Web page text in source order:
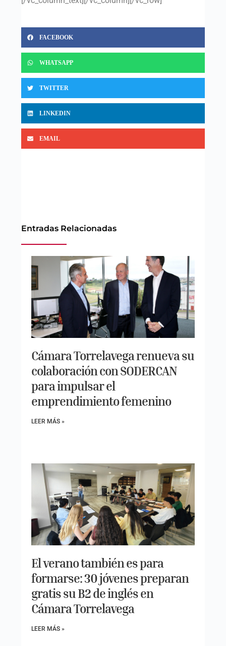
FACEBOOK
WHATSAPP
TWITTER
LINKEDIN
EMAIL
Entradas Relacionadas
Cámara Torrelavega renueva su
colaboración con SODERCAN
para impulsar el
emprendimiento femenino
LEER MÁS »
El verano también es para
formarse: 30 jóvenes preparan
gratis su B2 de inglés en
Cámara Torrelavega
LEER MÁS »